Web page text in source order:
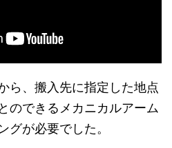
ら、搬入先に指定した地点
のできるメカニカルアーム
グが必要でした。